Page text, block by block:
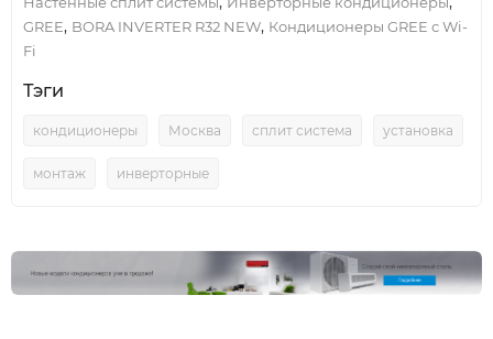
GREE, BORA INVERTER R32 NEW, Кондиционеры GREE с Wi-
Fi
Тэги
кондиционеры Москва сплит система установка
монтаж инверторные